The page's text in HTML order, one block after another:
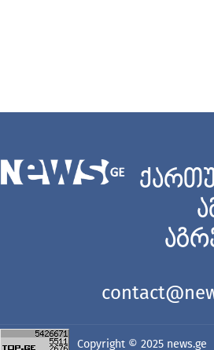
Copyright © 2025 news.ge